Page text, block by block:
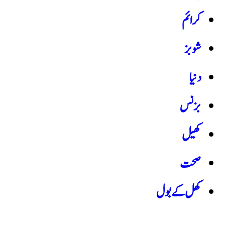
کرائم
شوبز
دنیا
بزنس
کھیل
صحت
کھل کے بول